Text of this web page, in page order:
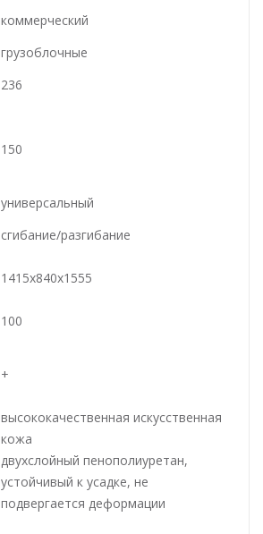
коммерческий
грузоблочные
236
150
универсальный
сгибание/разгибание
1415x840x1555
100
+
высококачественная искусственная
кожа
двухслойный пенополиуретан,
устойчивый к усадке, не
подвергается деформации